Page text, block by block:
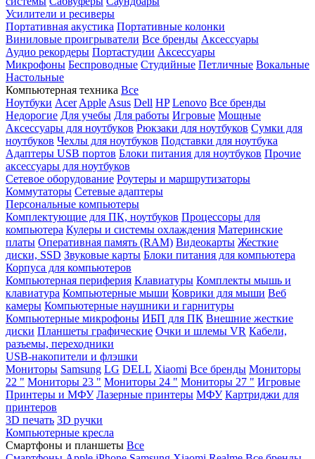
Усилители и ресиверы
Портативная акустика Портативные колонки
Виниловые проигрыватели Все бренды Аксессуары
Аудио рекордеры Портастудии Аксессуары
Микрофоны Беспроводные Студийные Петличные Вокальные
Настольные
Компьютерная техника Все
Ноутбуки Acer Apple Asus Dell HP Lenovo Все бренды
Недорогие Для учебы Для работы Игровые Мощные
Аксессуары для ноутбуков Рюкзаки для ноутбуков Сумки для
ноутбуков Чехлы для ноутбуков Подставки для ноутбука
Адаптеры USB портов Блоки питания для ноутбуков Прочие
аксессуары для ноутбуков
Сетевое оборудование Роутеры и маршрутизаторы
Коммутаторы Сетевые адаптеры
Персональные компьютеры
Комплектующие для ПК, ноутбуков Процессоры для
компьютера Кулеры и системы охлаждения Материнские
платы Оперативная память (RAM) Видеокарты Жесткие
диски, SSD Звуковые карты Блоки питания для компьютера
Корпуса для компьютеров
Компьютерная периферия Клавиатуры Комплекты мышь и
клавиатура Компьютерные мыши Коврики для мыши Веб
камеры Компьютерные наушники и гарнитуры
Компьютерные микрофоны ИБП для ПК Внешние жесткие
диски Планшеты графические Очки и шлемы VR Кабели,
разъемы, переходники
USB-накопители и флэшки
Мониторы Samsung LG DELL Xiaomi Все бренды Мониторы
22 " Мониторы 23 " Мониторы 24 " Мониторы 27 " Игровые
Принтеры и МФУ Лазерные принтеры МФУ Картриджи для
принтеров
3D печать 3D ручки
Компьютерные кресла
Смартфоны и планшеты Все